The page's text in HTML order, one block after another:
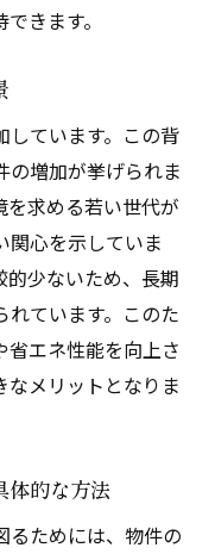
リフォーム事例
み心地向上法
貸物件リフォー
物件の変化
入方法
えた設備投資
学ぶ効果
ーム助成金の活
フォームを成功
きます。
しています。この背
の増加が挙げられま
を求める若い世代が
関心を示していま
的少ないため、長期
れています。このた
省エネ性能を向上さ
メリットとなりま
体的な方法
るためには、物件の